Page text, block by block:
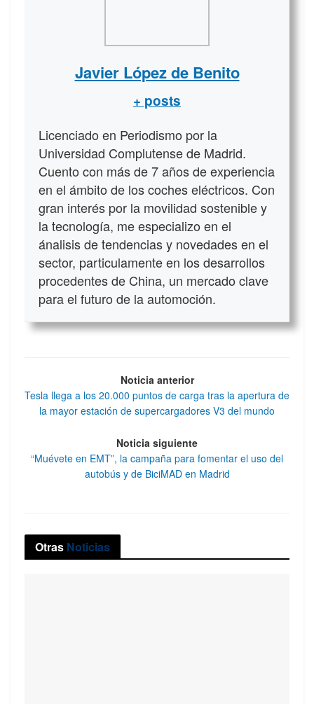
Javier López de Benito
+ posts
Licenciado en Periodismo por la
Universidad Complutense de Madrid.
Cuento con más de 7 años de experiencia
en el ámbito de los coches eléctricos. Con
gran interés por la movilidad sostenible y
la tecnología, me especializo en el
ánalisis de tendencias y novedades en el
sector, particulamente en los desarrollos
procedentes de China, un mercado clave
para el futuro de la automoción.
Noticia anterior
Tesla llega a los 20.000 puntos de carga tras la apertura de
la mayor estación de supercargadores V3 del mundo
Noticia siguiente
“Muévete en EMT”, la campaña para fomentar el uso del
autobús y de BiciMAD en Madrid
Otras Noticias